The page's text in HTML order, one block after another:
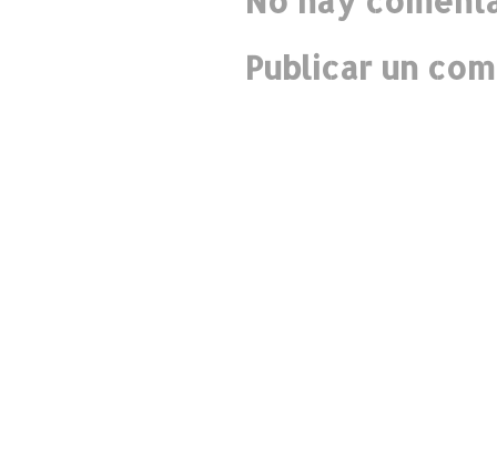
Publicar un